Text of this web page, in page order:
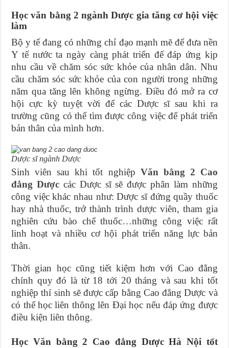
Học văn bằng 2 ngành Dược gia tăng cơ hội việc
làm
Bộ y tế đang có những chỉ đạo mạnh mẽ để đưa nền
Y tế nước ta ngày càng phát triển để đáp ứng kịp
nhu cầu về chăm sóc sức khỏe của nhân dân. Nhu
cầu chăm sóc sức khỏe của con người trong những
năm qua tăng lên không ngừng. Điều đó mở ra cơ
hội cực kỳ tuyệt vời để các Dược sĩ sau khi ra
trường cũng có thể tìm được công việc để phát triển
bản thân của mình hơn.
Dược sĩ ngành Dược
Sinh viên sau khi tốt nghiệp Văn bằng 2 Cao
đẳng Dược các Dược sĩ sẽ được phân làm những
công việc khác nhau như: Dược sĩ đứng quầy thuốc
hay nhà thuốc, trở thành trình dược viên, tham gia
nghiên cứu bào chế thuốc…những công việc rất
linh hoạt và nhiều cơ hội phát triển năng lực bản
thân.
Thời gian học cũng tiết kiệm hơn với Cao đẳng
chính quy đó là từ 18 tới 20 tháng và sau khi tốt
nghiệp thí sinh sẽ được cấp bằng Cao đẳng Dược và
có thể học liên thông lên Đại học nếu đáp ứng được
điều kiện liên thông.
Học Văn bằng 2 Cao đẳng Dược Hà Nội tốt